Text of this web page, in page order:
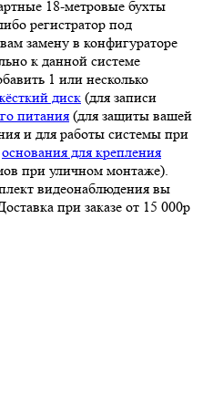
18-метровые бухты
регистратор под
замену в конфигураторе
к данной системе
1 или несколько
диск (для записи
питания (для защиты вашей
и для работы системы при
основания для крепления
при уличном монтаже).
видеонаблюдения вы
при заказе от 15 000р